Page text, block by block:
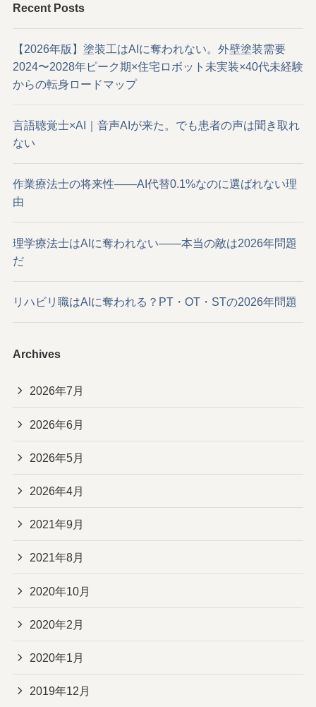
Recent Posts
【2026年版】塗装工はAIに奪われない。外壁塗装需要
2024〜2028年ピーク期×住宅ロボット未実装×40代未経験
からの転身ロードマップ
言語聴覚士×AI｜音声AIが来た。でも患者の声は聞き取れ
ない
作業療法士の将来性——AI代替0.1%なのに選ばれない理
由
理学療法士はAIに奪われない——本当の敵は2026年問題
だ
リハビリ職はAIに奪われる？PT・OT・STの2026年問題
Archives
2026年7月
2026年6月
2026年5月
2026年4月
2021年9月
2021年8月
2020年10月
2020年2月
2020年1月
2019年12月